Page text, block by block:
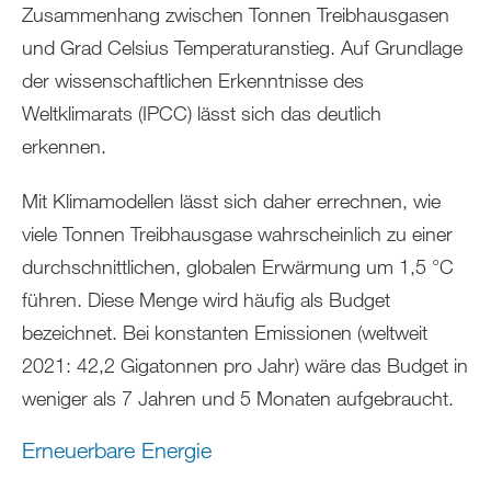
Zusammenhang zwischen Tonnen Treibhausgasen
und Grad Celsius Temperaturanstieg. Auf Grundlage
der wissenschaftlichen Erkenntnisse des
Weltklimarats (IPCC) lässt sich das deutlich
erkennen.
Mit Klimamodellen lässt sich daher errechnen, wie
viele Tonnen Treibhausgase wahrscheinlich zu einer
durchschnittlichen, globalen Erwärmung um 1,5 °C
führen. Diese Menge wird häufig als Budget
bezeichnet. Bei konstanten Emissionen (weltweit
2021: 42,2 Gigatonnen pro Jahr) wäre das Budget in
weniger als 7 Jahren und 5 Monaten aufgebraucht.
Erneuerbare Energie